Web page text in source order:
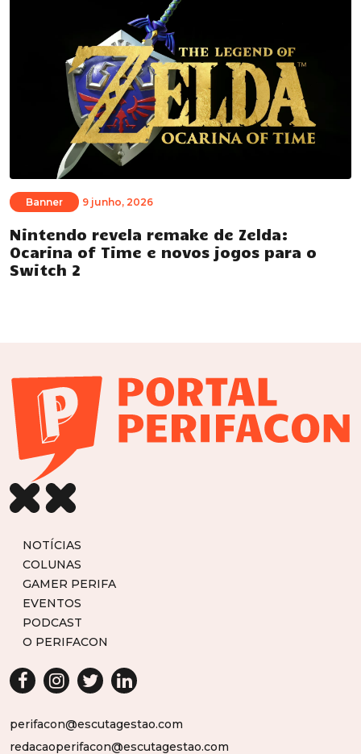
Banner 9 junho, 2026
Nintendo revela remake de Zelda:
Ocarina of Time e novos jogos para o
Switch 2
NOTÍCIAS
COLUNAS
GAMER PERIFA
EVENTOS
PODCAST
O PERIFACON
perifacon@escutagestao.com
redacaoperifacon@escutagestao.com